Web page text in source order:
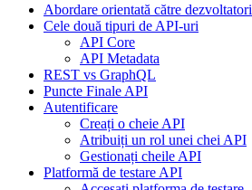
Abordare orientată către dezvoltatori
Cele două tipuri de API-uri
API Core
API Metadata
REST vs GraphQL
Puncte Finale API
Autentificare
Creați o cheie API
Atribuiți un rol unei chei API
Gestionați cheile API
Platformă de testare API